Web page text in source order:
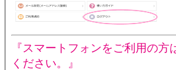
『スマートフォンをご利用の方
ください。』